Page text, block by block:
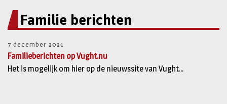
Familie berichten
7 december 2021
Familieberichten op Vught.nu
Het is mogelijk om hier op de nieuwssite van Vught...